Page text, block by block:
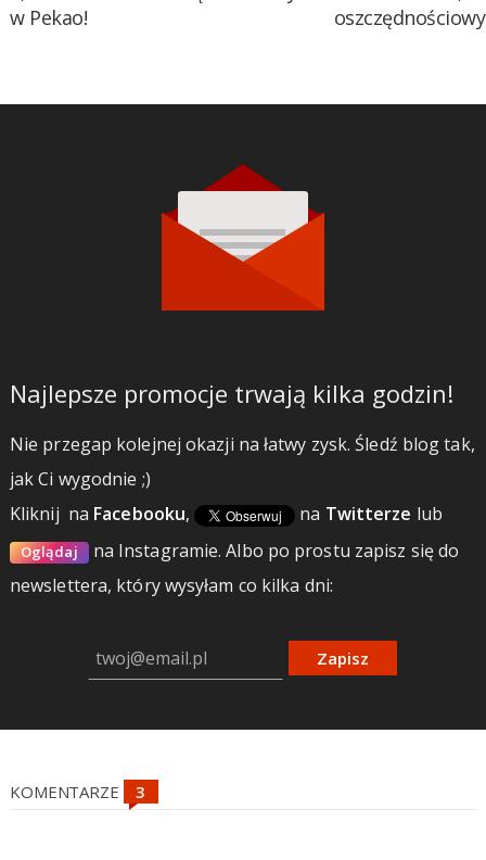
w Pekao!
Najlepsze promocje trwają kilka godzin!
Nie przegap kolejnej okazji na łatwy zysk. Śledź blog tak,
jak Ci wygodnie ;)
Kliknij na Facebooku, na Twitterze lub
Oglądaj na Instagramie.Albo po prostu zapisz się do
newslettera, który wysyłam co kilka dni:
Zapisz
KOMENTARZE